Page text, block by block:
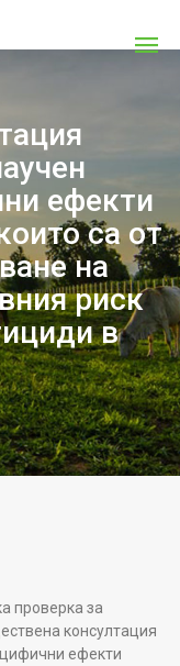
ефекти
са от
на
риск
в
проверка за
консултация
ефекти